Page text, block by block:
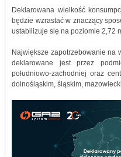
Deklarowana wielkość
będzie wzrastać w znaczący
ustabilizuje się na poziomie 2,72
Największe zapotrzebowanie na
deklarowane jest przez
południowo-zachodniej oraz
dolnośląskim, śląskim,